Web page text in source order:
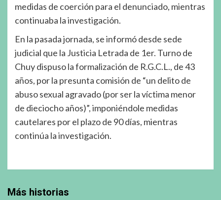
medidas de coerción para el denunciado, mientras
continuaba la investigación.
En la pasada jornada, se informó desde sede
judicial que la Justicia Letrada de 1er. Turno de
Chuy dispuso la formalización de R.G.C.L., de 43
años, por la presunta comisión de “un delito de
abuso sexual agravado (por ser la víctima menor
de dieciocho años)”, imponiéndole medidas
cautelares por el plazo de 90 días, mientras
continúa la investigación.
Más historias